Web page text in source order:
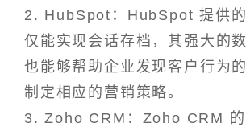
2. HubSpot：HubSpot 提供
仅能实现会话存档，其强大的
也能够帮助企业发现客户行为
制定相应的营销策略。
3. Zoho CRM：Zoho CRM 的